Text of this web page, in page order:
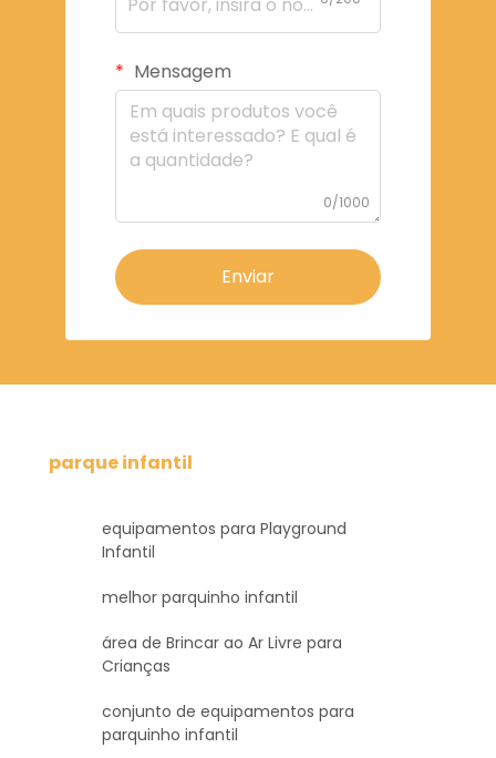
Mensagem
0/1000
Enviar
parque infantil
equipamentos para Playground
Infantil
melhor parquinho infantil
área de Brincar ao Ar Livre para
Crianças
conjunto de equipamentos para
parquinho infantil